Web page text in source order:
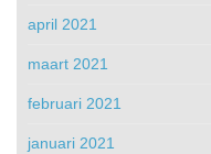
april 2021
maart 2021
februari 2021
januari 2021